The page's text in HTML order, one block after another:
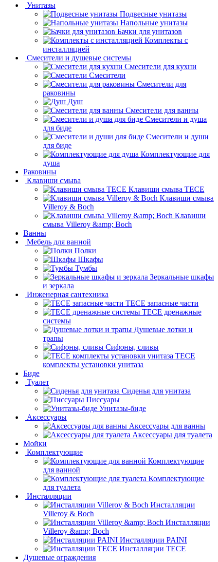
Унитазы
Подвесные унитазы
Напольные унитазы
Бачки для унитазов
Комплекты с
инсталляцией
Смесители и душевые системы
Смесители для кухни
Смесители
Смесители для
раковины
Душ
Смесители для ванны
Смесители и душа
для биде
Смесители и души
для биде
Комплектующие для
душа
Раковины
Клавиши смыва
Клавиши смыва TECE
Клавиши смыва
Villeroy & Boch
Клавиши
смыва Villeroy &amp; Boch
Ванны
Мебель для ванной
Полки
Шкафы
Тумбы
Зеркальные шкафы
и зеркала
Инженерная сантехника
TECE запасные части
TECE дренажные
системы
Душевые лотки и
трапы
Сифоны, сливы
TECE
комплекты установки унитаза
Биде
Туалет
Сиденья для унитаза
Писсуары
Унитазы-биде
Аксессуары
Аксессуары для ванны
Аксессуары для туалета
Мойки
Комплектующие
Комплектующие
для ванной
Комплектующие
для туалета
Инсталляции
Инсталляции
Villeroy & Boch
Инсталляции
Villeroy &amp; Boch
Инсталляции PAINI
Инсталляции TECE
Душевые ограждения